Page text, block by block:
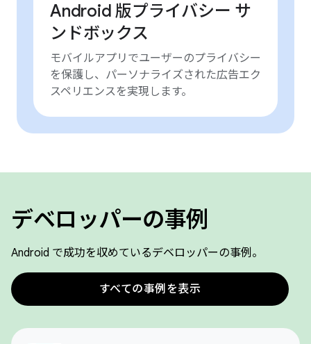
Android 版プライバシー サ
ンドボックス
モバイルアプリでユーザーのプライバシー
を保護し、パーソナライズされた広告エク
スペリエンスを実現します。
デベロッパーの事例
Android で成功を収めているデベロッパーの事例。
すべての事例を表示